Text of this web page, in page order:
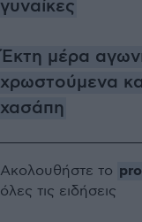
γυναίκες
Έκτη μέρα
χρωστούμενα
χασάπη
Ακολουθήστε το
όλες τις ειδήσεις